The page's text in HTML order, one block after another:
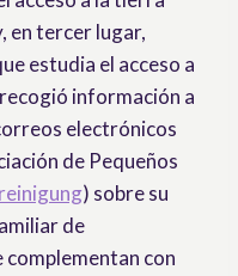
en tercer lugar,
estudia el acceso a
información a
electrónicos
de Pequeños
) sobre su
de
complementan con